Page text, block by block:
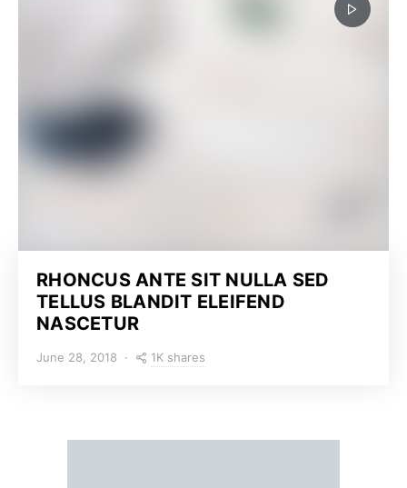
RHONCUS ANTE SIT NULLA SED
TELLUS BLANDIT ELEIFEND
NASCETUR
June 28, 2018 1K shares